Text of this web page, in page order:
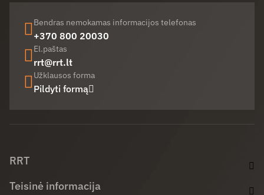
Bendras nemokamas informacijos telefonas
+370 800 20030
El.paštas
rrt@rrt.lt
Užklausos forma
Pildyti formą
RRT
Teisinė informacija